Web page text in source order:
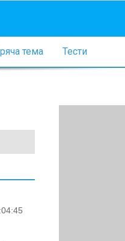
тема Тести